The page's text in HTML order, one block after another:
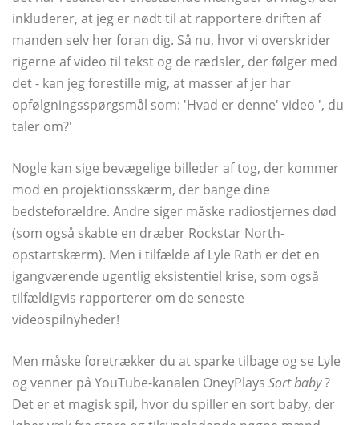
inkluderer, at jeg er nødt til at rapportere driften af ​​
manden selv her foran dig. Så nu, hvor vi overskrider
rigerne af video til tekst og de rædsler, der følger med
det - kan jeg forestille mig, at masser af jer har
opfølgningsspørgsmål som: 'Hvad er denne' video ', du
taler om?'
Nogle kan sige bevægelige billeder af tog, der kommer
mod en projektionsskærm, der bange dine
bedsteforældre. Andre siger måske radiostjernes død
(som også skabte en dræber Rockstar North-
opstartskærm). Men i tilfælde af Lyle Rath er det en
igangværende ugentlig eksistentiel krise, som også
tilfældigvis rapporterer om de seneste
videospilnyheder!
Men måske foretrækker du at sparke tilbage og se Lyle
og venner på YouTube-kanalen OneyPlays Sort baby?
Det er et magisk spil, hvor du spiller en sort baby, der